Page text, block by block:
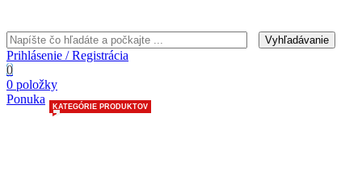
Vyhľadávanie
Prihlásenie / Registrácia
0
0 položky
Ponuka
KATEGÓRIE PRODUKTOV